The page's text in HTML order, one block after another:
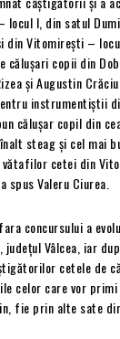
locul I, din satul
din Vitomirești –
călușari copii din
și Augustin
instrumentiștii
călușar copil din
steag și cel mai
vătafilor cetei din
spus Valeru Ciurea.
concursului a
Vâlcea, iar
cetele de
celor care vor
fie prin alte sate